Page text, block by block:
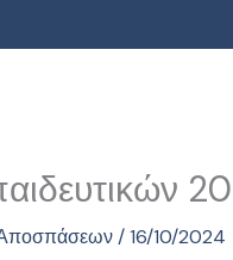
Αποσπάσεων/16/10/2024